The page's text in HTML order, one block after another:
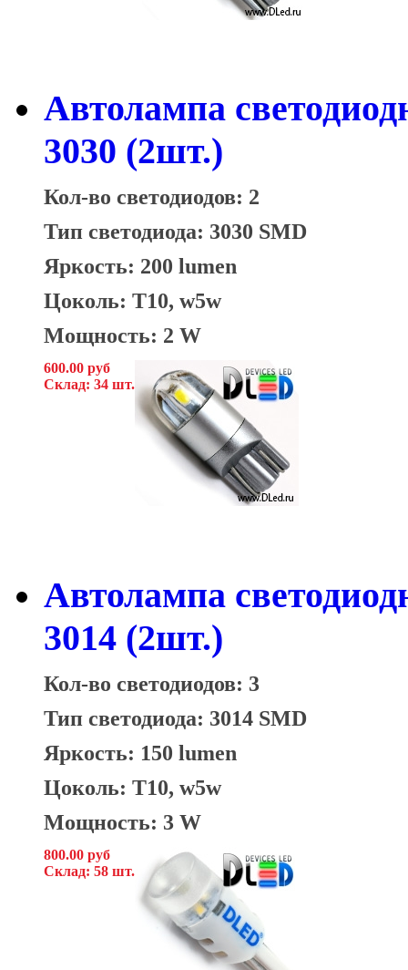
Автолампа
3030 (2шт.)
Кол-во светодиодов: 2
Тип светодиода: 3030 SMD
Яркость: 200 lumen
Цоколь: T10, w5w
Мощность: 2 W
600.00 руб
Склад: 34 шт.
Автолампа
3014 (2шт.)
Кол-во светодиодов: 3
Тип светодиода: 3014 SMD
Яркость: 150 lumen
Цоколь: T10, w5w
Мощность: 3 W
800.00 руб
Склад: 58 шт.